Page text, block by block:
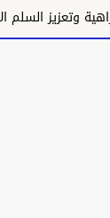
السلم الاجتماعي